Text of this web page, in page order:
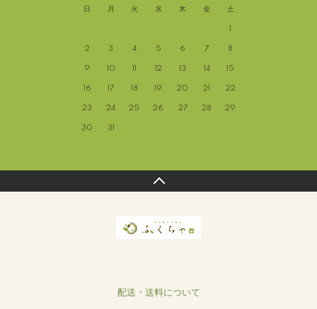
日 月 火 水 木 金 土
2 3 4 5 6 7 8
9 10 12 13 14 15
16 17 18 19 20 21 22
23 24 25 26 27 28 29
30 31
配送・送料について